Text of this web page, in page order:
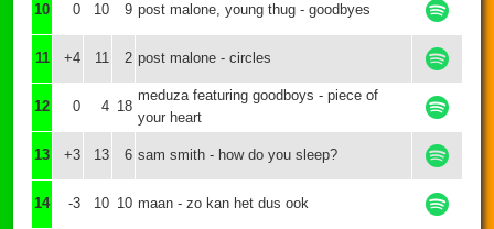
10 0 10 9 post malone, young thug - goodbyes
11 +4 11 2 post malone - circles
12 0 4 18
meduza featuring goodboys - piece of
your heart
13 +3 13 6 sam smith - how do you sleep?
14 -3 10 10 maan - zo kan het dus ook